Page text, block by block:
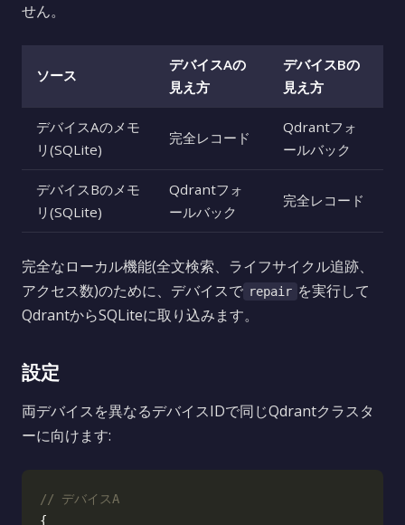
せん。
ソース
デバイスAの
見え方
デバイスBの
見え方
デバイスAのメモ
リ(SQLite)
完全レコード
Qdrantフォ
ールバック
デバイスBのメモ
リ(SQLite)
Qdrantフォ
ールバック
完全レコード
完全なローカル機能(全文検索、ライフサイクル追跡、
アクセス数)のために、デバイスで repair を実行して
QdrantからSQLiteに取り込みます。
設定
両デバイスを異なるデバイスIDで同じQdrantクラスタ
ーに向けます: